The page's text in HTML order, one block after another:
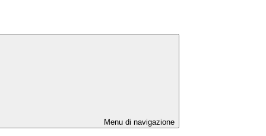
Menu di navigazione